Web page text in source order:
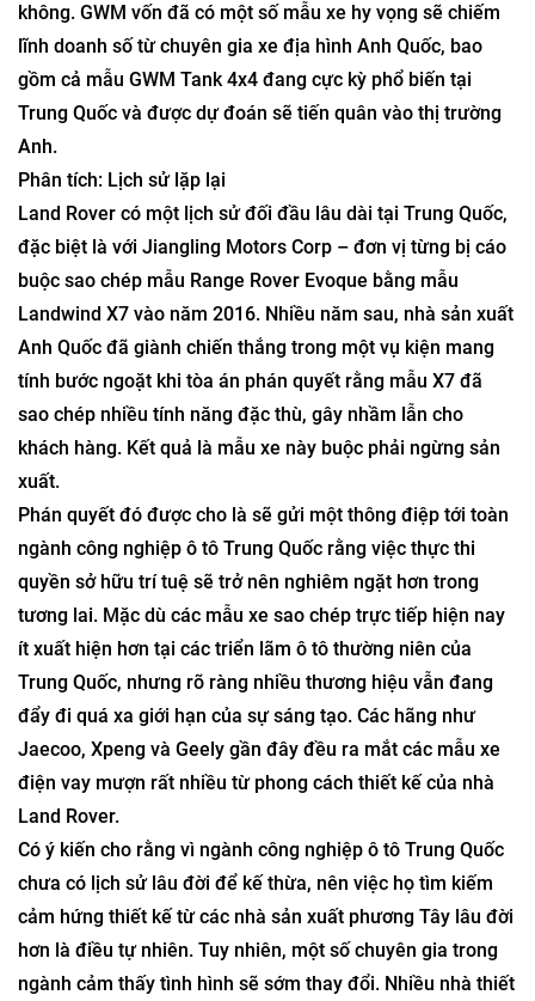
không. GWM vốn đã có một số mẫu xe hy vọng sẽ chiếm
lĩnh doanh số từ chuyên gia xe địa hình Anh Quốc, bao
gồm cả mẫu GWM Tank 4x4 đang cực kỳ phổ biến tại
Trung Quốc và được dự đoán sẽ tiến quân vào thị trường
Anh.
Phân tích: Lịch sử lặp lại
Land Rover có một lịch sử đối đầu lâu dài tại Trung Quốc,
đặc biệt là với Jiangling Motors Corp – đơn vị từng bị cáo
buộc sao chép mẫu Range Rover Evoque bằng mẫu
Landwind X7 vào năm 2016. Nhiều năm sau, nhà sản xuất
Anh Quốc đã giành chiến thắng trong một vụ kiện mang
tính bước ngoặt khi tòa án phán quyết rằng mẫu X7 đã
sao chép nhiều tính năng đặc thù, gây nhầm lẫn cho
khách hàng. Kết quả là mẫu xe này buộc phải ngừng sản
xuất.
Phán quyết đó được cho là sẽ gửi một thông điệp tới toàn
ngành công nghiệp ô tô Trung Quốc rằng việc thực thi
quyền sở hữu trí tuệ sẽ trở nên nghiêm ngặt hơn trong
tương lai. Mặc dù các mẫu xe sao chép trực tiếp hiện nay
ít xuất hiện hơn tại các triển lãm ô tô thường niên của
Trung Quốc, nhưng rõ ràng nhiều thương hiệu vẫn đang
đẩy đi quá xa giới hạn của sự sáng tạo. Các hãng như
Jaecoo, Xpeng và Geely gần đây đều ra mắt các mẫu xe
điện vay mượn rất nhiều từ phong cách thiết kế của nhà
Land Rover.
Có ý kiến cho rằng vì ngành công nghiệp ô tô Trung Quốc
chưa có lịch sử lâu đời để kế thừa, nên việc họ tìm kiếm
cảm hứng thiết kế từ các nhà sản xuất phương Tây lâu đời
hơn là điều tự nhiên. Tuy nhiên, một số chuyên gia trong
ngành cảm thấy tình hình sẽ sớm thay đổi. Nhiều nhà thiết